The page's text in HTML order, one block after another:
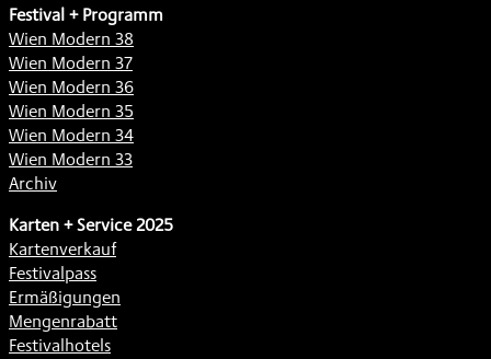
Festival + Programm
Wien Modern 38
Wien Modern 37
Wien Modern 36
Wien Modern 35
Wien Modern 34
Wien Modern 33
Archiv
Karten + Service 2025
Kartenverkauf
Festivalpass
Ermäßigungen
Mengenrabatt
Festivalhotels